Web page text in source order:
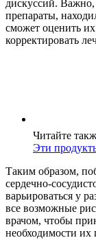
дискуссий.
препараты,
сможет оценить
корректировать
Читайте
Эти
Таким образом,
сердечно-
варьироваться у
все возможные
врачом, чтобы
необходимости их